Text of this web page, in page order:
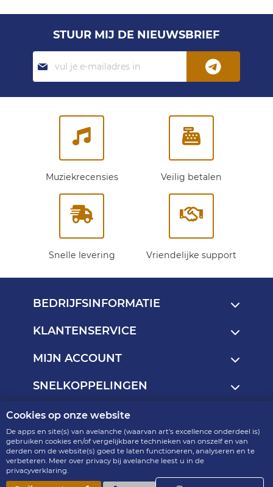
Cookies op onze website
De apps en site(s) van avelanche (waarvan art's excellence onderdeel is)
gebruiken cookies en/of vergelijkbare technieken van onszelf en van
derden om de website(s) goed te laten functioneren, analyseren en te
verbeteren. Meer over privacy bij avelanche leest u in de
privacyverklaring.
STUUR MIJ DE NIEUWSBRIEF
Abonneer
je
op
Muziekrecensies Veilig betalen
Snelle levering Vriendelijke support
BEDRIJFSINFORMATIE
KLANTENSERVICE
MIJN ACCOUNT
SNELKOPPELINGEN
art's excellence - onderdeel van avelanche
R2.4.6-p9-15.19